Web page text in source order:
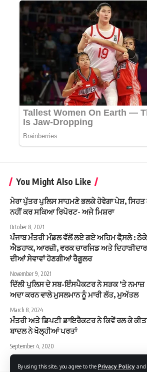
By using this site, you agree to the Privacy Policy and
You Might Also Like
ਮੇਰਾ ਪੁੱਤਰ ਪੁਲਿਸ ਸਾਹਮਣੇ ਭਲਕੇ ਹੋਵੇਗਾ ਪੇਸ਼, ਸਿਹਤ
ਨਹੀਂ ਕਰ ਸਕਿਆ ਰਿਪੋਰਟ- ਅਜੇ ਮਿਸ਼ਰਾ
October 8, 2021
ਪੰਜਾਬ ਮੰਤਰੀ ਮੰਡਲ ਵੱਲੋਂ ਲਏ ਗਏ ਅਹਿਮ ਫੈ਼ਸਲੇ :
ਐਡਹਾਕ, ਆਰਜ਼ੀ, ਵਰਕ ਚਾਰਜਿਡ ਅਤੇ
ਦੀਆਂ ਸੇਵਾਵਾਂ ਹੋਣਗੀਆਂ ਰੈਗੂਲਰ
November 9, 2021
ਦਿੱਲੀ ਪੁਲਿਸ ਦੇ ਸਬ-ਇੰਸਪੈਕਟਰ ਨੇ ਸੜਕ ‘ਤੇ ਨਮਾਜ਼
ਅਦਾ ਕਰਨ ਵਾਲੇ ਮੁਸਲਮਾਨ ਨੂੰ ਮਾਰੀ ਲੱਤ, ਮੁਅੱਤਲ
March 8, 2024
ਮੰਤਰੀ ਅਤੇ ਡਿਪਟੀ ਡਾਇਰੈਕਟਰ ਨੇ ਕਿਵੇਂ ਰਲ ਕੇ
ਬਾਦਲ ਨੇ ਖੋਲ੍ਹੀਆਂ ਪਰਤਾਂ
September 4, 2020